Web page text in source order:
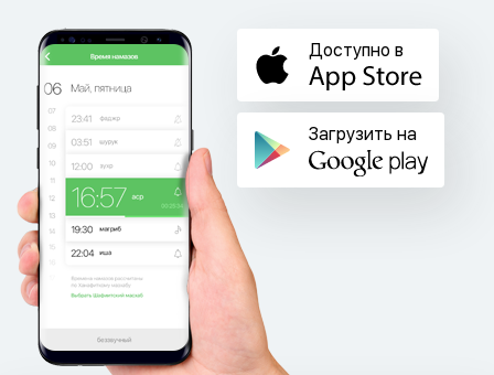
Доступно в
Загрузить на